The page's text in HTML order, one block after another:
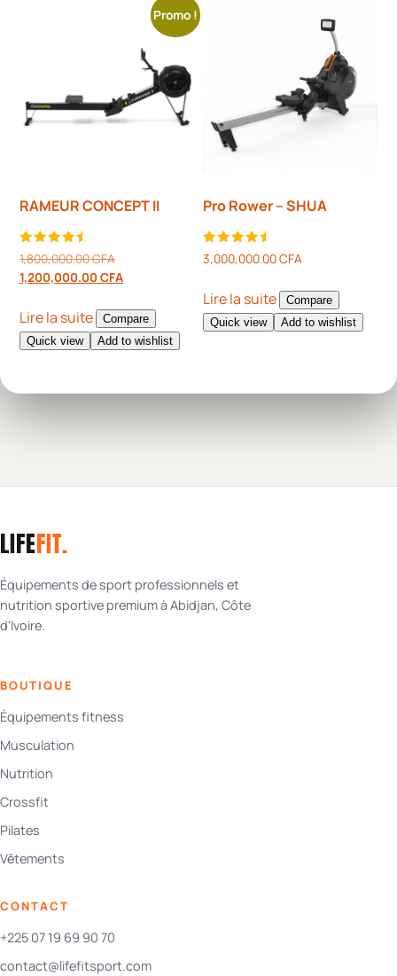
Promo !
RAMEUR CONCEPT II
Note
4.80
sur 5
1,800,000.00CFA
1,200,000.00 CFA
Lire la suite
Compare
Quick view
Add to wishlist
Pro Rower – SHUA
Note
4.80
3,000,000.00CFA
Lire la suite
Compare
Quick view
Add to wishlist
LIFEFIT.
Équipements de sport professionnels et
nutrition sportive premium à Abidjan, Côte
d'Ivoire.
BOUTIQUE
Équipements fitness
Musculation
Nutrition
Crossfit
Pilates
Vêtements
CONTACT
+225 07 19 69 90 70
contact@lifefitsport.com